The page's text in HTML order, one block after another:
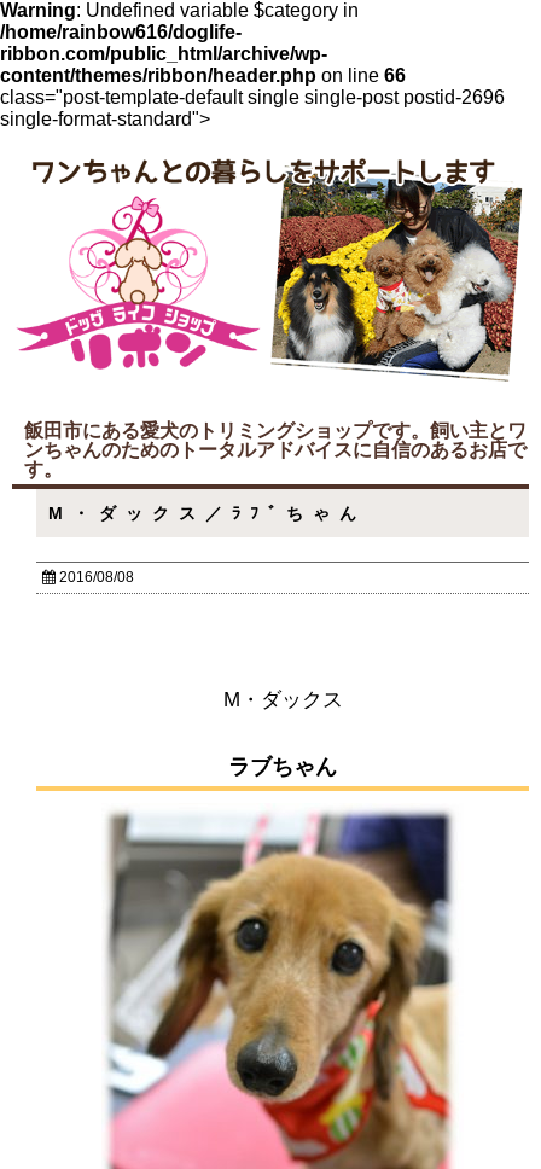
Warning: Undefined variable $category in
/home/rainbow616/doglife-
ribbon.com/public_html/archive/wp-
content/themes/ribbon/header.php on line 66
class="post-template-default single single-post postid-2696
single-format-standard">
飯田市にある愛犬のトリミングショップです。飼い主とワ
ンちゃんのためのトータルアドバイスに自信のあるお店で
す。
M・ダックス／ﾗﾌﾞちゃん
2016/08/08
M・ダックス
ラブちゃん